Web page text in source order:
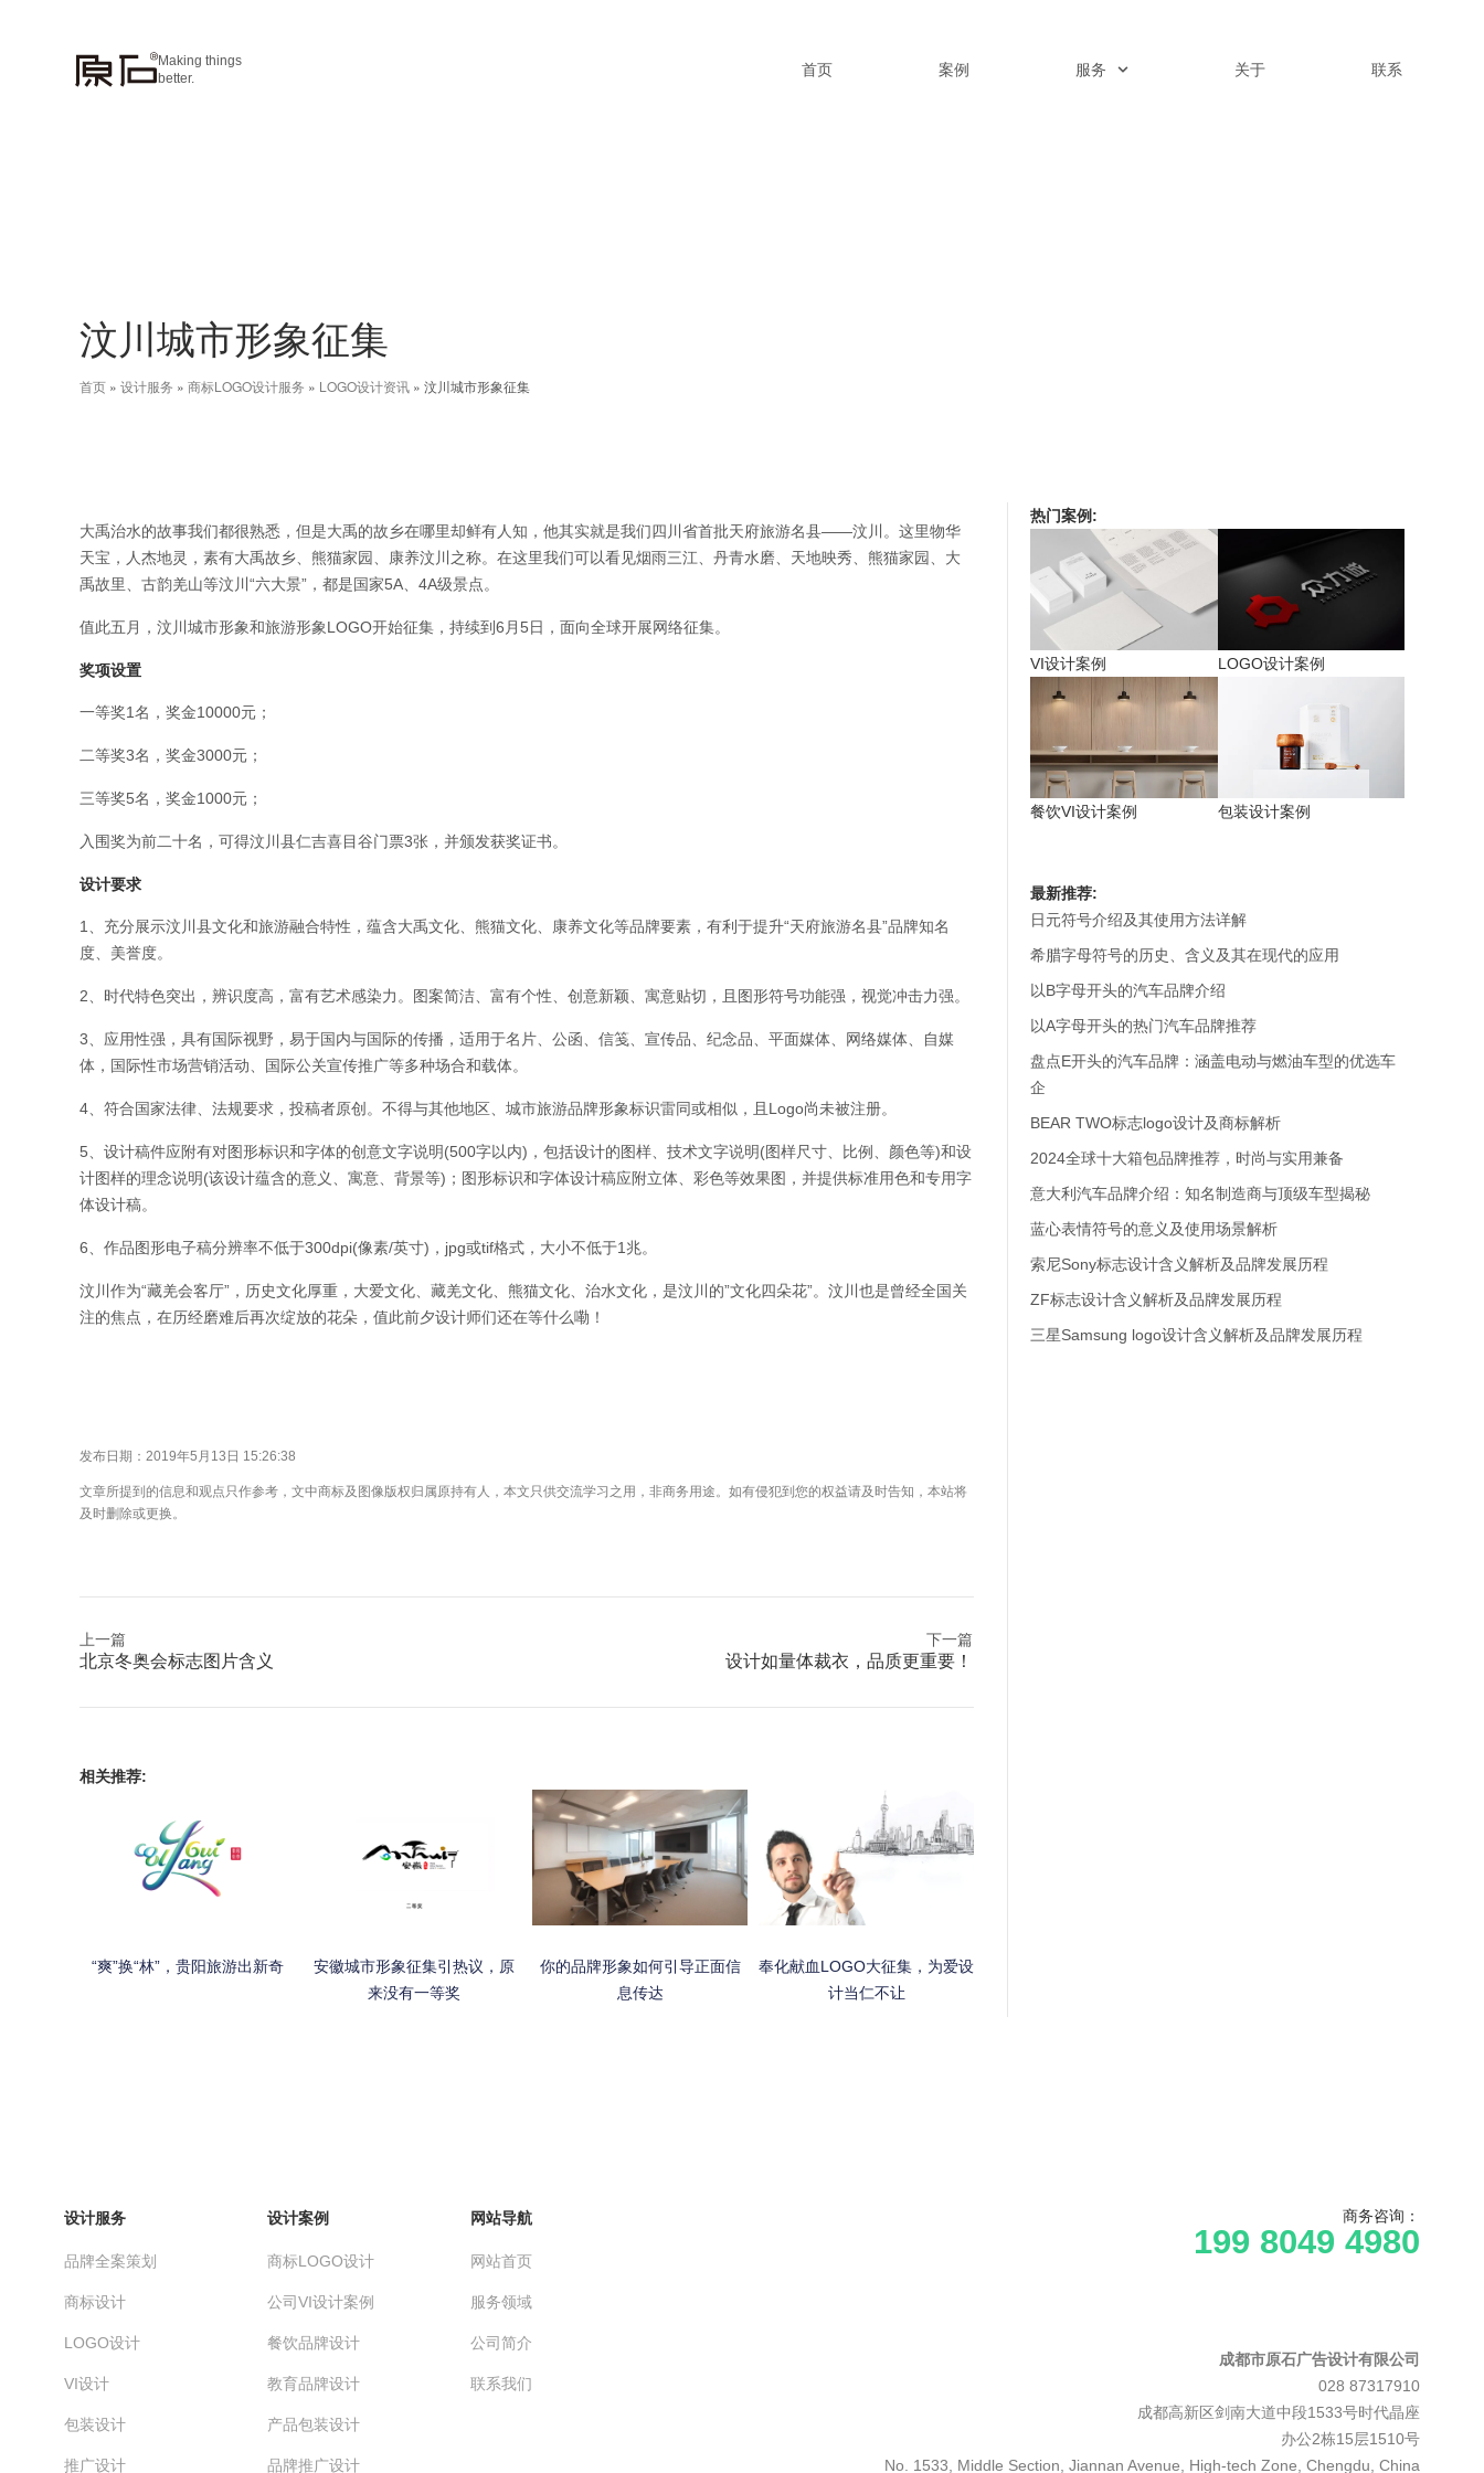
Making things
better.
首页 案例 服务 关于 联系
汶川城市形象征集
首页 » 设计服务 » 商标LOGO设计服务 » LOGO设计资讯 » 汶川城市形象征集
大禹治水的故事我们都很熟悉，但是大禹的故乡在哪里却鲜有人知，他其实就是我们四川省首批天府旅游名县——汶川。这里物华
天宝，人杰地灵，素有大禹故乡、熊猫家园、康养汶川之称。在这里我们可以看见烟雨三江、丹青水磨、天地映秀、熊猫家园、大
禹故里、古韵羌山等汶川“六大景”，都是国家5A、4A级景点。
值此五月，汶川城市形象和旅游形象LOGO开始征集，持续到6月5日，面向全球开展网络征集。
奖项设置
一等奖1名，奖金10000元；
二等奖3名，奖金3000元；
三等奖5名，奖金1000元；
入围奖为前二十名，可得汶川县仁吉喜目谷门票3张，并颁发获奖证书。
设计要求
1、充分展示汶川县文化和旅游融合特性，蕴含大禹文化、熊猫文化、康养文化等品牌要素，有利于提升“天府旅游名县”品牌知名
度、美誉度。
2、时代特色突出，辨识度高，富有艺术感染力。图案简洁、富有个性、创意新颖、寓意贴切，且图形符号功能强，视觉冲击力强。
3、应用性强，具有国际视野，易于国内与国际的传播，适用于名片、公函、信笺、宣传品、纪念品、平面媒体、网络媒体、自媒
体，国际性市场营销活动、国际公关宣传推广等多种场合和载体。
4、符合国家法律、法规要求，投稿者原创。不得与其他地区、城市旅游品牌形象标识雷同或相似，且Logo尚未被注册。
5、设计稿件应附有对图形标识和字体的创意文字说明(500字以内)，包括设计的图样、技术文字说明(图样尺寸、比例、颜色等)和设
计图样的理念说明(该设计蕴含的意义、寓意、背景等)；图形标识和字体设计稿应附立体、彩色等效果图，并提供标准用色和专用字
体设计稿。
6、作品图形电子稿分辨率不低于300dpi(像素/英寸)，jpg或tif格式，大小不低于1兆。
汶川作为“藏羌会客厅”，历史文化厚重，大爱文化、藏羌文化、熊猫文化、治水文化，是汶川的”文化四朵花”。汶川也是曾经全国关
注的焦点，在历经磨难后再次绽放的花朵，值此前夕设计师们还在等什么嘞！
发布日期：2019年5月13日 15:26:38
文章所提到的信息和观点只作参考，文中商标及图像版权归属原持有人，本文只供交流学习之用，非商务用途。如有侵犯到您的权益请及时告知，本站将
及时删除或更换。
上一篇
北京冬奥会标志图片含义
下一篇
设计如量体裁衣，品质更重要！
相关推荐:
“爽”换“林”，贵阳旅游出新奇
安徽城市形象征集引热议，原
来没有一等奖
你的品牌形象如何引导正面信
息传达
奉化献血LOGO大征集，为爱设
计当仁不让
热门案例:
VI设计案例 LOGO设计案例
餐饮VI设计案例 包装设计案例
最新推荐:
日元符号介绍及其使用方法详解
希腊字母符号的历史、含义及其在现代的应用
以B字母开头的汽车品牌介绍
以A字母开头的热门汽车品牌推荐
盘点E开头的汽车品牌：涵盖电动与燃油车型的优选车
企
BEAR TWO标志logo设计及商标解析
2024全球十大箱包品牌推荐，时尚与实用兼备
意大利汽车品牌介绍：知名制造商与顶级车型揭秘
蓝心表情符号的意义及使用场景解析
索尼Sony标志设计含义解析及品牌发展历程
ZF标志设计含义解析及品牌发展历程
三星Samsung logo设计含义解析及品牌发展历程
设计服务
品牌全案策划
商标设计
LOGO设计
VI设计
包装设计
推广设计
设计案例
商标LOGO设计
公司VI设计案例
餐饮品牌设计
教育品牌设计
产品包装设计
品牌推广设计
网站导航
网站首页
服务领域
公司简介
联系我们
商务咨询：
199 8049 4980
成都市原石广告设计有限公司
028 87317910
成都高新区剑南大道中段1533号时代晶座
办公2栋15层1510号
No. 1533, Middle Section, Jiannan Avenue, High-tech Zone, Chengdu, China